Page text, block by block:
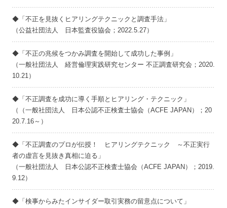
◆「不正を見抜くヒアリングテクニックと調査手法」
（公益社団法人 日本監査役協会；2022.5.27）
◆「不正の兆候をつかみ調査を開始して成功した事例」
（一般社団法人 経営倫理実践研究センター 不正調査研究会；2020.
10.21）
◆「不正調査を成功に導く手順とヒアリング・テクニック」
（（一般社団法人 日本公認不正検査士協会（ACFE JAPAN）；20
20.7.16～）
◆「不正調査のプロが伝授！ ヒアリングテクニック ～不正実行
者の虚言を見抜き真相に迫る」
（一般社団法人 日本公認不正検査士協会（ACFE JAPAN）；2019.
9.12）
◆「検事からみたインサイダー取引実務の留意点について」